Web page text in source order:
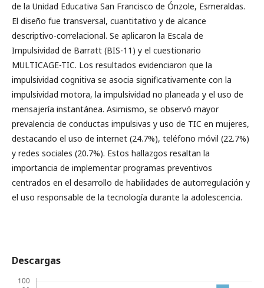
de la Unidad Educativa San Francisco de Ónzole, Esmeraldas.
El diseño fue transversal, cuantitativo y de alcance
descriptivo-correlacional. Se aplicaron la Escala de
Impulsividad de Barratt (BIS-11) y el cuestionario
MULTICAGE-TIC. Los resultados evidenciaron que la
impulsividad cognitiva se asocia significativamente con la
impulsividad motora, la impulsividad no planeada y el uso de
mensajería instantánea. Asimismo, se observó mayor
prevalencia de conductas impulsivas y uso de TIC en mujeres,
destacando el uso de internet (24.7%), teléfono móvil (22.7%)
y redes sociales (20.7%). Estos hallazgos resaltan la
importancia de implementar programas preventivos
centrados en el desarrollo de habilidades de autorregulación y
el uso responsable de la tecnología durante la adolescencia.
Descargas